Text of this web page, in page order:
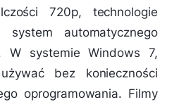
720p, technologie
automatycznego
W systemie Windows 7,
bez konieczności
oprogramowania. Filmy